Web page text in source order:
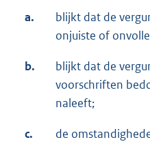
a.
blijkt dat de
onjuiste of
b.
blijkt dat de
voorschriften
naleeft;
c.
de